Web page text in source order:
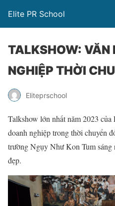
Elite PR School
TALKSHOW: VĂN
NGHIỆP THỜI
Eliteprschool
Talkshow lớn nhất năm 2023
doanh nghiệp trong thời chuyển
trường Ngụy Như Kon Tum sáng
đẹp.